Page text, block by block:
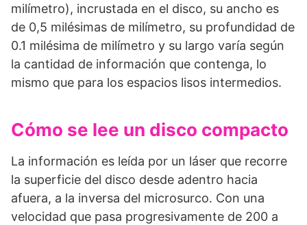
milímetro), incrus­tada en el disco, su ancho es
de 0,5 milésimas de milímetro, su profundidad de
0.1 milésima de milímetro y su largo varía según
la cantidad de información que contenga, lo
mismo que para los espacios lisos intermedios.
Cómo se lee un disco compacto
La información es leída por un láser que recorre
la superficie del disco desde adentro hacia
afuera, a la inversa del microsurco. Con una
velocidad que pasa progresivamente de 200 a